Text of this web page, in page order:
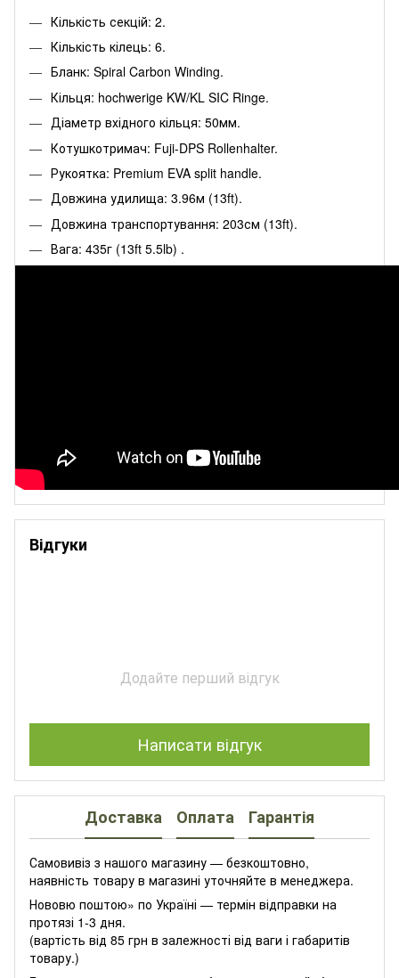
Кількість секцій: 2.
Кількість кілець: 6.
Бланк: Spiral Carbon Winding.
Кільця: hochwerige KW/KL SIC Ringe.
Діаметр вхідного кільця: 50мм.
Котушкотримач: Fuji-DPS Rollenhalter.
Рукоятка: Premium EVA split handle.
Довжина удилища: 3.96м (13ft).
Довжина транспортування: 203см (13ft).
Вага: 435г (13ft 5.5lb) .
Відгуки
Додайте перший відгук
Написати відгук
Доставка Оплата Гарантія
Самовивіз з нашого магазину — безкоштовно,
наявність товару в магазині уточняйте в менеджера.
Нововю поштою» по Україні — термін відправки на
протязі 1-3 дня.
(вартість від 85 грн в залежності від ваги і габаритів
товару.)